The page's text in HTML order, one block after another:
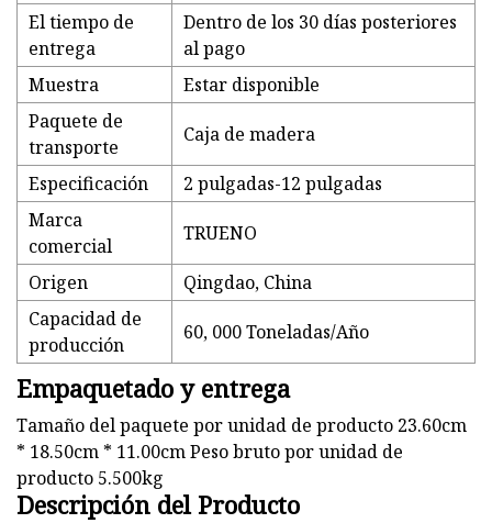
El tiempo de
entrega
Dentro de los 30 días posteriores
al pago
Muestra
Estar disponible
Paquete de
transporte
Caja de madera
Especificación
2 pulgadas-12 pulgadas
Marca
comercial
TRUENO
Origen
Qingdao, China
Capacidad de
producción
60, 000 Toneladas/Año
Empaquetado y entrega
Tamaño del paquete por unidad de producto 23.60cm
* 18.50cm * 11.00cm Peso bruto por unidad de
producto 5.500kg
Descripción del Producto